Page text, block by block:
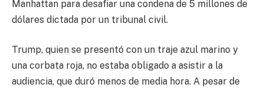
Manhattan para desafiar una condena de 5 millones de
dólares dictada por un tribunal civil.
Trump, quien se presentó con un traje azul marino y
una corbata roja, no estaba obligado a asistir a la
audiencia, que duró menos de media hora. A pesar de